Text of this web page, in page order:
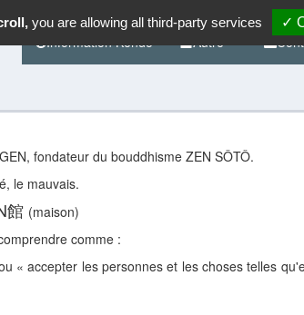
Information Kendo Autre
fondateur du bouddhisme ZEN SÔTÔ.
le mauvais.
館 (maison)
comme :
« accepter les personnes et les choses telles
you are allowing all third-party services ✓